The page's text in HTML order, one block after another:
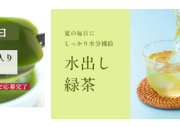
宇治抹茶だいふく 和
三盆仕立て 6個入
2,592 (税込)
お茶屋の京都 宇治抹
1,743 (税込)
商品一覧はこちら
桜茶（さくら茶）28ｇ
（7人前後） ＊神奈川
県小田原市の八重桜
です
454 (税込)
『釜炒りむぎ茶』 10g
324 (税込)
商品一覧はこちら
宇治抹茶そば3袋・そ
ばつゆ6袋（6人前）セ
ット 化粧箱（カート
ン/ギフトボックス）
3,032 (税込)
【送料込み】宇治抹茶
そば160ｇ×2袋（4人
前）＋特撰そばつゆ4
個（ポスト便）
2,028 (税込)
商品一覧はこちら
老舗茶舗の宇治抹茶
かすていらと宇治冠煎
茶の詰合せ
4,112 (税込)
宇治抹茶焼き菓子詰
4,511 (税込)
商品一覧はこちら
茶道具 帛紗 ふくさ 無
地 正絹帛紗 7匁(もん
め) (朱・赤・紫) (ポス
ト便対応可)
4,730 (税込)
茶道具 扇子（せんす）
扇子 利休百首 白竹 6
1,716 (税込)
商品一覧はこちら